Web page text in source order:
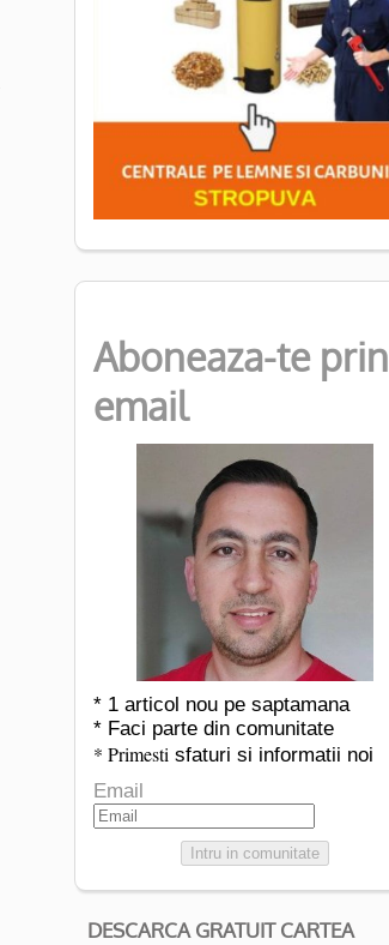
Aboneaza-te prin
email
* 1 articol nou pe saptamana
* Faci parte din comunitate
* Primestisfaturi si informatii noi
Email
Intru in comunitate
DESCARCA GRATUIT CARTEA